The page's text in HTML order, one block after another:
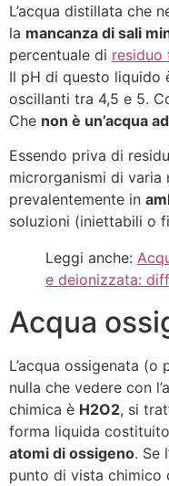
L’acqua distillata che
la mancanza di sali
percentuale di residuo
Il pH di questo liquido
oscillanti tra 4,5 e 5.
Che non è un’acqua
Essendo priva di
microrganismi di varia
prevalentemente in
soluzioni (iniettabili o
Leggi anche:
e deionizzata:
Acqua
L’acqua ossigenata
nulla che vedere con
chimica è H2O2, si
forma liquida
atomi di ossigeno. Se
punto di vista chimico